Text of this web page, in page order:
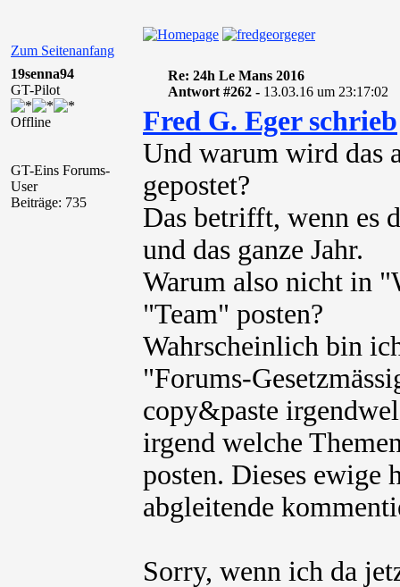
Zum Seitenanfang
19senna94
GT-Pilot
Offline
GT-Eins Forums-
User
Beiträge: 735
Re: 24h Le Mans 2016
Antwort #262 - 13.03.16 um 23:17:02
Fred G. Eger schrieb
Und warum wird das
gepostet?
Das betrifft, wenn es
und das ganze Jahr.
Warum also nicht in
"Team" posten?
Wahrscheinlich bin
"Forums-
copy&paste
irgend welche
posten. Dieses ewige
abgleitende
Sorry, wenn ich da